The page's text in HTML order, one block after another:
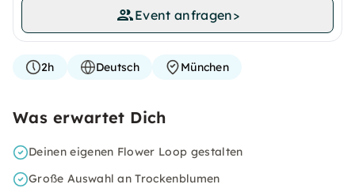
Event anfragen>
2h Deutsch München
Was erwartet Dich
Deinen eigenen Flower Loop gestalten
Große Auswahl an Trockenblumen